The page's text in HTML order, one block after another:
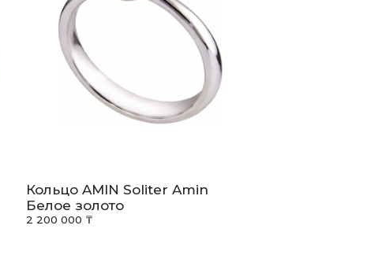
Кольцо AMIN Soliter Amin
Белое золото
2 200 000 ₸